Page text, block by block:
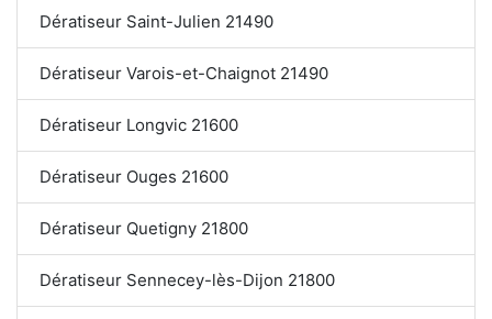
Dératiseur Saint-Julien 21490
Dératiseur Varois-et-Chaignot 21490
Dératiseur Longvic 21600
Dératiseur Ouges 21600
Dératiseur Quetigny 21800
Dératiseur Sennecey-lès-Dijon 21800